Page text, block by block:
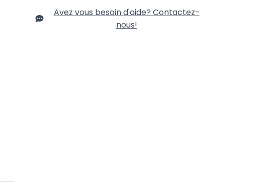
Avez vous besoin d'aide? Contactez-
nous!